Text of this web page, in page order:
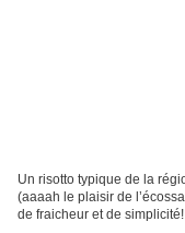
Un risotto typique de la
(aaaah le plaisir de
de fraicheur et de